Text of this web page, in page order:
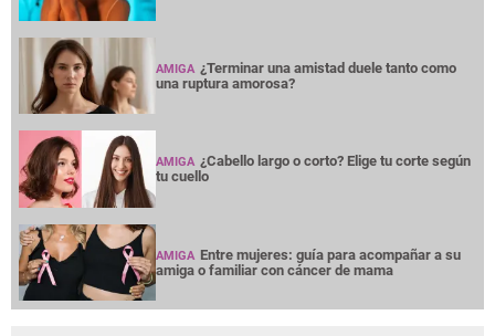
AMIGA ¿Terminar una amistad duele tanto como
una ruptura amorosa?
AMIGA ¿Cabello largo o corto? Elige tu corte según
tu cuello
AMIGA Entre mujeres: guía para acompañar a su
amiga o familiar con cáncer de mama